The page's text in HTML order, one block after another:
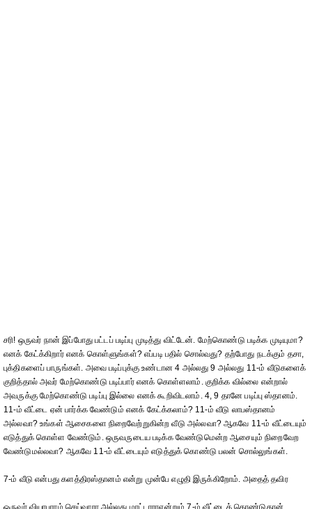
சரி! ஒருவர் நான் இப்போது பட்டப் படிப்பு முடித்து விட்டேன். மேற்கொண்டு படிக்க முடியுமா?
எனக் கேட்க்கிறார் எனக் கொள்ளுங்கள்? எப்படி பதில் சொல்வது? தற்போது நடக்கும் தசா,
புக்திகளைப் பாருங்கள். அவை படிப்புக்கு உண்டான 4 அல்லது 9 அல்லது 11-ம் வீடுகளைக்
குறித்தால் அவர் மேற்கொண்டு படிப்பார் எனக் கொள்ளலாம். குறிக்க வில்லை என்றால்
அவருக்கு மேற்கொண்டு படிப்பு இல்லை எனக் கூறிவிடலாம். 4, 9 தானே படிப்பு ஸ்தானம்.
11-ம் வீட்டை ஏன் பார்க்க வேண்டும் எனக் கேட்க்கலாம்? 11-ம் வீடு லாபஸ்தானம்
அல்லவா? உங்கள் ஆசைகளை நிறைவேற்றுகின்ற வீடு அல்லவா? ஆகவே 11-ம் வீட்டையும்
எடுத்துக் கொள்ள வேண்டும். ஒருவருடைய படிக்க வேண்டுமென்ற ஆசையும் நிறைவேற
வேண்டுமல்லவா? ஆகவே 11-ம் வீட்டையும் எடுத்துக் கொண்டு பலன் சொல்லுங்கள்.
7-ம் வீடு என்பது களத்திரஸ்தானம் என்று முன்பே எழுதி இருக்கிறோம். அதைத் தவிர
ஒருவர் வியாபாரம் செய்வாரா அல்லது மாட்டாராஎன்றும் 7-ம் வீட்டைக் கொண்டுதான்